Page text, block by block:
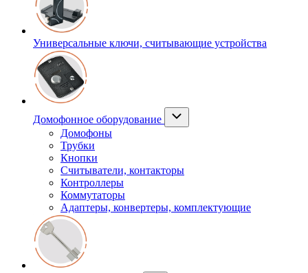
Универсальные ключи, считывающие устройства
Домофонное оборудование
Домофоны
Трубки
Кнопки
Считыватели, контакторы
Контроллеры
Коммутаторы
Адаптеры, конвертеры, комплектующие